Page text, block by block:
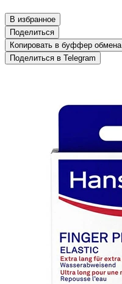
В избранное
Поделиться
Копировать в буффер обмена
Поделиться в Telegram